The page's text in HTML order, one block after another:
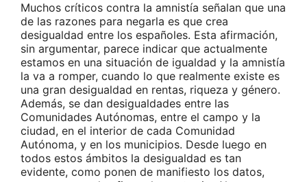
Muchos críticos contra la amnistía señalan que una
de las razones para negarla es que crea
desigualdad entre los españoles. Esta afirmación,
sin argumentar, parece indicar que actualmente
estamos en una situación de igualdad y la amnistía
la va a romper, cuando lo que realmente existe es
una gran desigualdad en rentas, riqueza y género.
Además, se dan desigualdades entre las
Comunidades Autónomas, entre el campo y la
ciudad, en el interior de cada Comunidad
Autónoma, y en los municipios. Desde luego en
todos estos ámbitos la desigualdad es tan
evidente, como ponen de manifiesto los datos,